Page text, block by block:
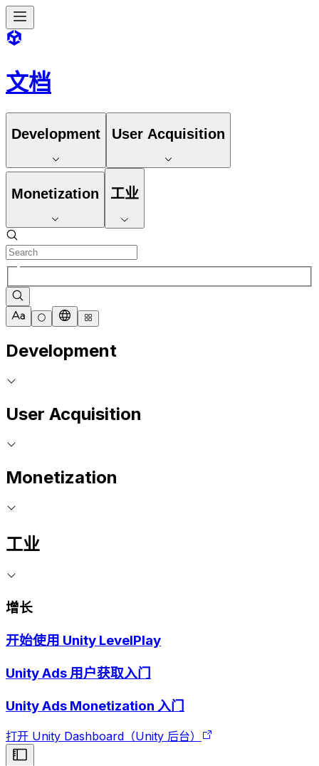
文档
Development User Acquisition
Monetization 工业
Development
User Acquisition
Monetization
工业
增长
开始使用 Unity LevelPlay
Unity Ads 用户获取入门
Unity Ads Monetization 入门
打开 Unity Dashboard（Unity 后台）